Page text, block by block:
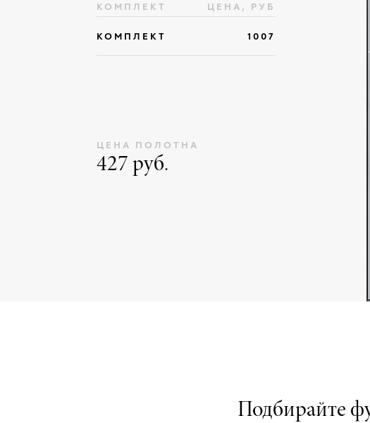
КОМПЛЕКТ ЦЕНА, РУБ
КОМПЛЕКТ 1007
ЦЕНА ПОЛОТНА
427 руб.
Подбирайте